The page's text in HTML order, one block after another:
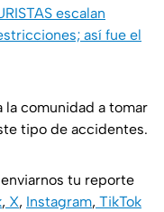
escalan
así fue el
comunidad a tomar
tipo de accidentes.
tu reporte
, X, Instagram, TikTok